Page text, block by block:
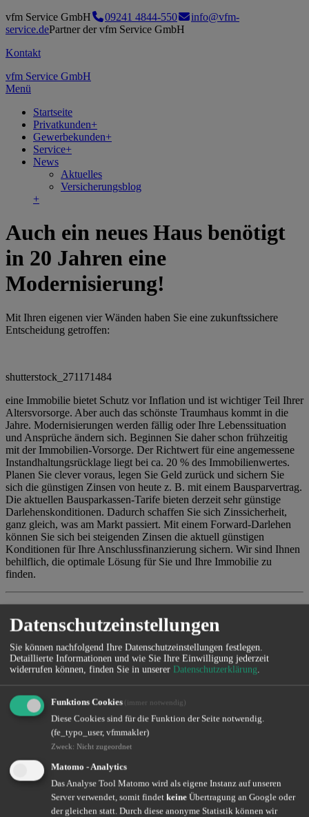
vfm Service GmbH 09241 4844-550
info@vfm-
service.dePartner der vfm Service GmbH
Kontakt
vfm Service GmbH
Menü
Startseite
Privatkunden+
Gewerbekunden+
Service+
News
Aktuelles
Versicherungsblog
+
Auch ein neues Haus benötigt
in 20 Jahren eine
Modernisierung!
Mit Ihren eigenen vier Wänden haben Sie eine zukunftssichere
Entscheidung getroffen:
shutterstock_271171484
eine Immobilie bietet Schutz vor Inflation und ist wichtiger Teil Ihrer
Altersvorsorge. Aber auch das schönste Traumhaus kommt in die
Jahre. Modernisierungen werden fällig oder Ihre Lebenssituation
und Ansprüche ändern sich. Beginnen Sie daher schon frühzeitig
mit der Immobilien-Vorsorge. Der Richtwert für eine angemessene
Instandhaltungsrücklage liegt bei ca. 20 % des Immobilienwertes.
Planen Sie clever voraus, legen Sie Geld zurück und sichern Sie
sich die günstigen Zinsen von heute z. B. mit einem Bausparvertrag.
Die aktuellen Bausparkassen-Tarife bieten derzeit sehr günstige
Darlehenskonditionen. Dadurch schaffen Sie sich Zinssicherheit,
ganz gleich, was am Markt passiert. Mit einem Forward-Darlehen
können Sie sich bei steigenden Zinsen die aktuell günstigen
Konditionen für Ihre Anschlussfinanzierung sichern. Wir sind Ihnen
behilflich, die optimale Lösung für Sie und Ihre Immobilie zu
finden.
Wir helfen Ihnen dabei, Ihre Versorgungslücke zu erkennen und zu
Weiterlesen
Krankenzusatzversicherung – das GesundheitsPlus
Datenschutzeinstellungen
Sie können nachfolgend Ihre Datenschutzeinstellungen festlegen.
Detaillierte Informationen und wie Sie Ihre Einwilligung jederzeit
widerrufen können, finden Sie in unserer Datenschutzerklärung.
Funktions Cookies (immer notwendig)
Diese Cookies sind für die Funktion der Seite notwendig.
(fe_typo_user, vfmmakler)
Zweck: Nicht zugeordnet
Matomo - Analytics
Das Analyse Tool Matomo wird als eigene Instanz auf unseren
Server verwendet, somit findet keine Übertragung an Google oder
der gleichen statt. Durch diese anonyme Statistik können wir